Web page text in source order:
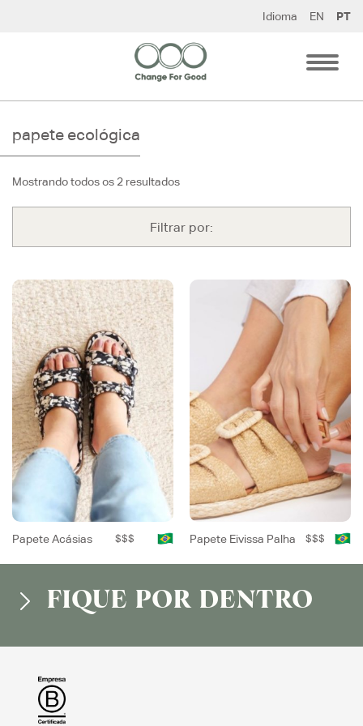
Idioma EN PT
papete ecológica
Mostrando todos os 2 resultados
Filtrar por:
Papete Acásias $$$ Papete Eivissa Palha $$$
FIQUE POR DENTRO